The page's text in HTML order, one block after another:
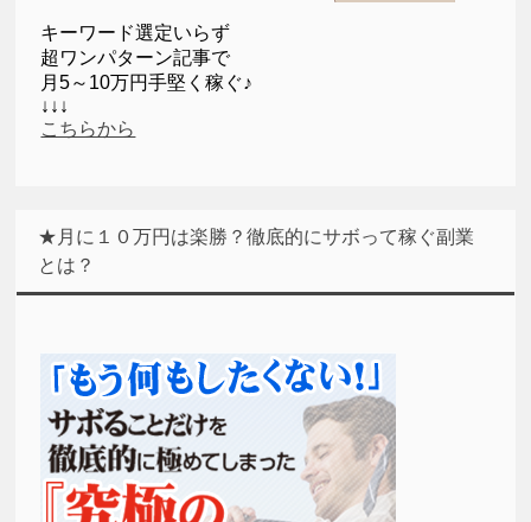
キーワード選定いらず
超ワンパターン記事で
月5～10万円手堅く稼ぐ♪
↓↓↓
こちらから
★月に１０万円は楽勝？徹底的にサボって稼ぐ副業
とは？